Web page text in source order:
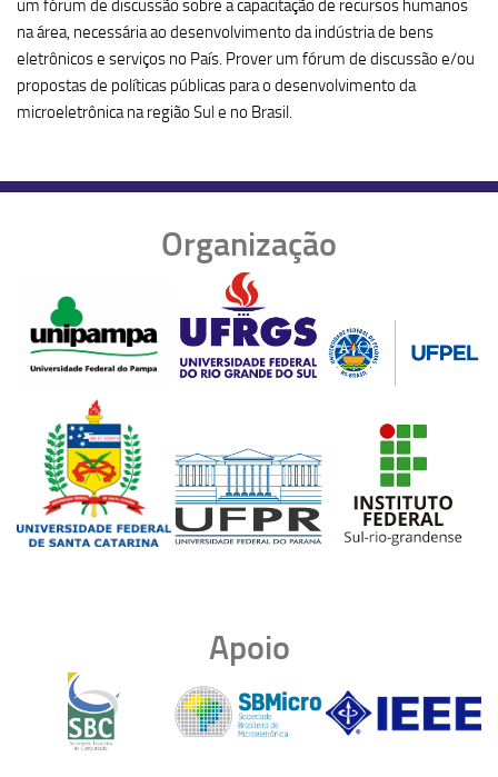
um fórum de discussão sobre a capacitação de recursos humanos
na área, necessária ao desenvolvimento da indústria de bens
eletrônicos e serviços no País. Prover um fórum de discussão e/ou
propostas de políticas públicas para o desenvolvimento da
microeletrônica na região Sul e no Brasil.
Organização
Apoio